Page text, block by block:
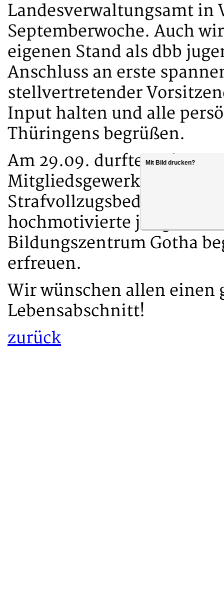
Landesverwaltungsamt in
Septemberwoche. Auch
eigenen Stand als dbb
Anschluss an erste
stellvertretender
Input halten und alle
Thüringens begrüßen.
Am 29.09. durften wir
Mitgliedsgewerkschaft,
Strafvollzugsbediensteten
hochmotivierte junge
Bildungszentrum Gotha
erfreuen.
Wir wünschen allen einen
Lebensabschnitt!
zurück
Mit Bild drucken?